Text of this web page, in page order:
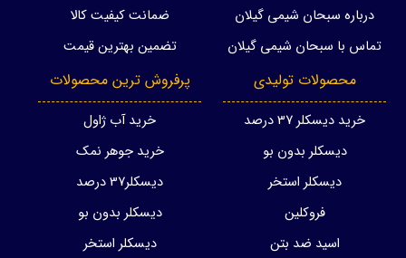
درباره سبحان شیمی گیلان
تماس با سبحان شیمی گیلان
ضمانت کیفیت کالا
تضمین بهترین قیمت
محصولات تولیدی
خرید دیسکلر 37 درصد
دیسکلر بدون بو
دیسکلر استخر
فروکلین
اسید ضد بتن
پرفروش ترین محصولات
خرید آب ژاول
خرید جوهر نمک
دیسکلر37 درصد
دیسکلر بدون بو
دیسکلر استخر